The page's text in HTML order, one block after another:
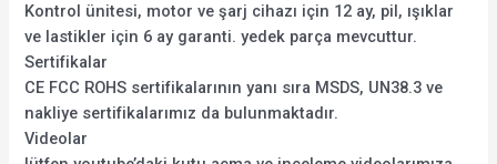
Kontrol ünitesi, motor ve şarj cihazı için 12 ay, pil, ışıklar
ve lastikler için 6 ay garanti. yedek parça mevcuttur.
Sertifikalar
CE FCC ROHS sertifikalarının yanı sıra MSDS, UN38.3 ve
nakliye sertifikalarımız da bulunmaktadır.
Videolar